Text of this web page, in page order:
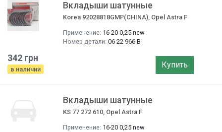
Вкладыши шатунные
Korea 92028818GMP(CHINA), Opel Astra F
Применение: 16-20 0,25 new
Номер детали: 06 22 966 B
342 грн
в наличии Купить
Вкладыши шатунные
KS 77 272 610, Opel Astra F
Применение: 16-20 0,25 new